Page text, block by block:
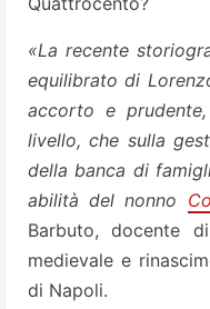
«La recente
equilibrato di
accorto e
livello, che sulla
della banca di
abilità del nonno
Barbuto, docente
medievale e
di Napoli.